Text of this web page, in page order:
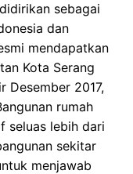
sebagai
dan
mendapatkan
Kota Serang
Desember 2017,
rumah
seluas lebih dari
sekitar
menjawab